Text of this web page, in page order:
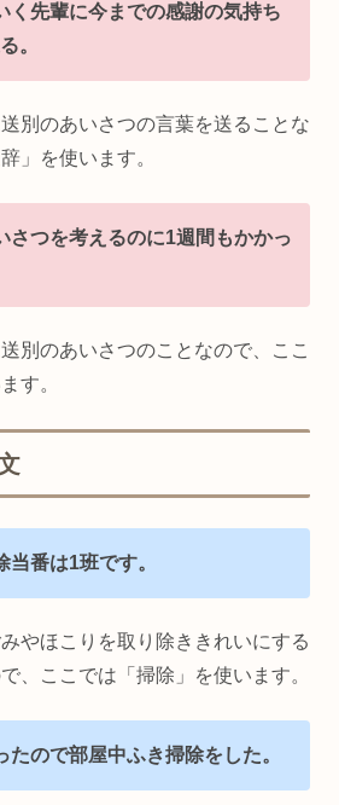
く先輩に今までの感謝の気持ち
。
送別のあいさつの言葉を送ることな
」を使います。
さつを考えるのに1週間もかかっ
別のあいさつのことなので、ここ
す。
番は1班です。
やほこりを取り除ききれいにする
、ここでは「掃除」を使います。
ので部屋中ふき掃除をした。